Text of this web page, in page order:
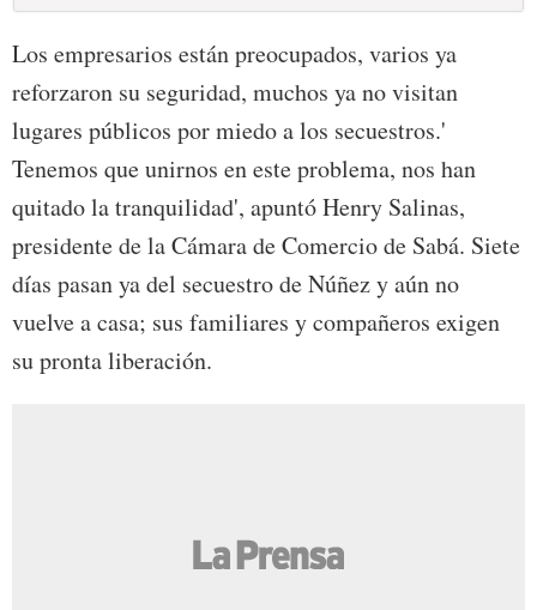
Los empresarios están preocupados, varios ya
reforzaron su seguridad, muchos ya no visitan
lugares públicos por miedo a los secuestros.'
Tenemos que unirnos en este problema, nos han
quitado la tranquilidad', apuntó Henry Salinas,
presidente de la Cámara de Comercio de Sabá. Siete
días pasan ya del secuestro de Núñez y aún no
vuelve a casa; sus familiares y compañeros exigen
su pronta liberación.